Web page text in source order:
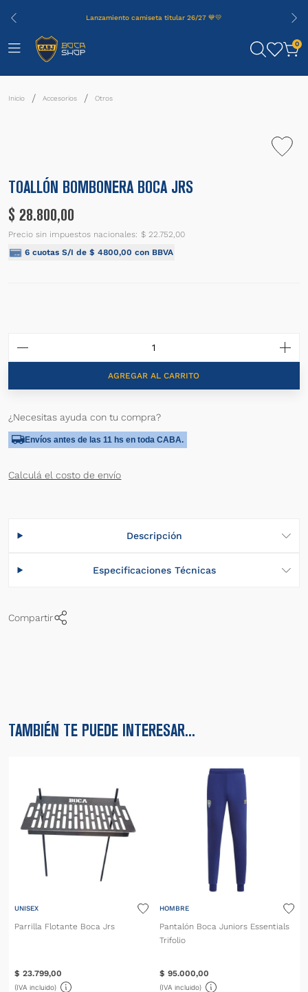
Lanzamiento camiseta titular 26/27 💙💛
0
Accesorios Otros
TOALLÓN BOMBONERA BOCA JRS
$ 28.800,00
Precio sin impuestos nacionales: $ 22.752,00
6 cuotas S/I de$ 4800,00 con BBVA
AGREGAR AL CARRITO
¿Necesitas ayuda con tu compra?
Envíos antes de las 11 hs en toda CABA.
Calculá el costo de envío
Descripción
Especificaciones Técnicas
Compartir
TAMBIÉN TE PUEDE INTERESAR...
UNISEX
Parrilla Flotante Boca Jrs
$ 23.799,00
(IVA incluido)
HOMBRE
Pantalón Boca Juniors Essentials
Trifolio
$ 95.000,00
(IVA incluido)